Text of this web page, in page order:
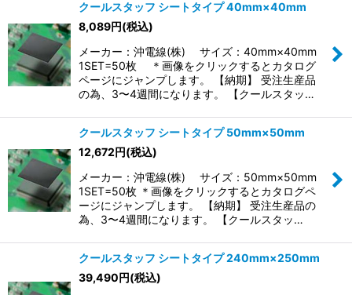
クールスタッフ シートタイプ 40mm×40mm
8,089円(税込)
メーカー：沖電線(株) サイズ：40mm×40mm
1SET=50枚 ＊画像をクリックするとカタログ
ページにジャンプします。 【納期】 受注生産品
の為、3〜4週間になります。 【クールスタッ…
クールスタッフ シートタイプ 50mm×50mm
12,672円(税込)
メーカー：沖電線(株) サイズ：50mm×50mm
1SET=50枚 ＊画像をクリックするとカタログペ
ージにジャンプします。 【納期】 受注生産品の
為、3〜4週間になります。 【クールスタッ…
クールスタッフ シートタイプ 240mm×250mm
39,490円(税込)